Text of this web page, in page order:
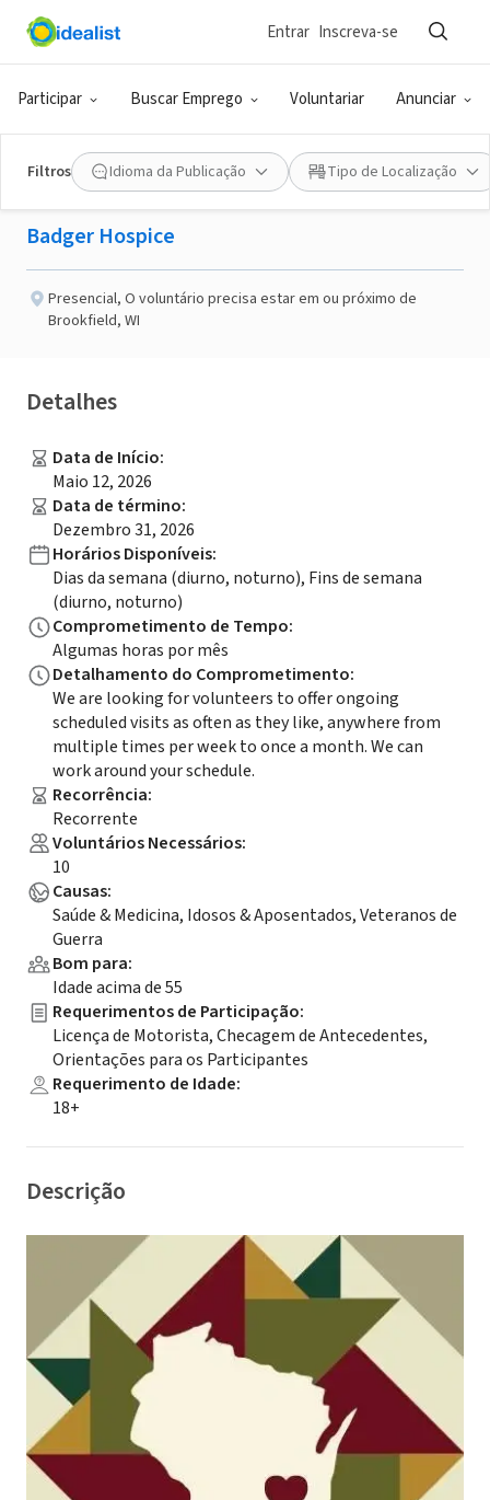
Participar Buscar Emprego Voluntariar Anunciar
Entrar Inscreva-se
Filtros Idioma da Publicação Tipo de Localização
EMPRESA (ESG E NEGÓCIO SOCIAL)
Publicado há 2 meses
Hospice Volunteer
Badger Hospice
Presencial, O voluntário precisa estar em ou próximo de
Brookfield, WI
Detalhes
Data de Início:
Maio 12, 2026
Data de término:
Dezembro 31, 2026
Horários Disponíveis:
Dias da semana (diurno, noturno), Fins de semana
(diurno, noturno)
Comprometimento de Tempo:
Algumas horas por mês
Detalhamento do Comprometimento:
We are looking for volunteers to offer ongoing
scheduled visits as often as they like, anywhere from
multiple times per week to once a month. We can
work around your schedule.
Recorrência:
Recorrente
Voluntários Necessários:
10
Causas:
Saúde & Medicina, Idosos & Aposentados, Veteranos de
Guerra
Bom para:
Idade acima de 55
Requerimentos de Participação:
Licença de Motorista, Checagem de Antecedentes,
Orientações para os Participantes
Requerimento de Idade:
18+
Descrição